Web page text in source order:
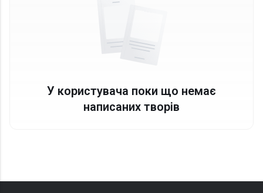
У користувача поки що немає
написаних творів